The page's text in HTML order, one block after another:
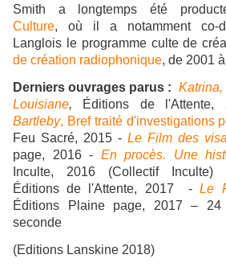
Smith a longtemps été
Culture, où il a notamment co-
Langlois le programme culte de
de création radiophonique, de 2001
Derniers ouvrages parus : Katrina,
Louisiane, Éditions de
Bartleby, Bref traité d'investigations
Feu Sacré, 2015 - Le Film des
page, 2016 - En procès. Une
Inculte, 2016 (Collectif Inculte)
Éditions de l'Attente, 2017 -Le
Éditions Plaine page, 2017 –
seconde
(Editions Lanskine 2018)